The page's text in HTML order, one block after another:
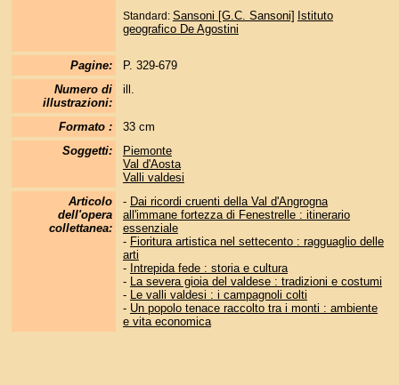
Standard: Sansoni [G.C. Sansoni] Istituto
geografico De Agostini
Pagine:
P. 329-679
Numero di
illustrazioni:
ill.
Formato :
33 cm
Soggetti:
Piemonte
Val d'Aosta
Valli valdesi
Articolo
dell'opera
collettanea:
- Dai ricordi cruenti della Val d'Angrogna
all'immane fortezza di Fenestrelle : itinerario
essenziale
- Fioritura artistica nel settecento : ragguaglio delle
arti
- Intrepida fede : storia e cultura
- La severa gioia del valdese : tradizioni e costumi
- Le valli valdesi : i campagnoli colti
- Un popolo tenace raccolto tra i monti : ambiente
e vita economica